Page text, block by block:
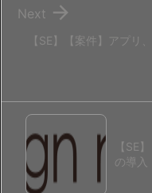
【SE】【案件】アプリ

Next
【SE
の導入